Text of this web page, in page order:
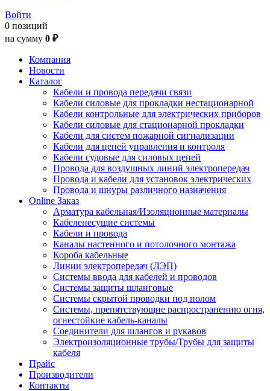
Войти
0 позиций
на сумму 0 ₽
Компания
Новости
Каталог
Кабели и провода передачи связи
Кабели силовые для прокладки нестационарной
Кабели контрольные для электрических приборов
Кабели силовые для стационарной прокладки
Кабели для систем пожарной сигнализации
Кабели для цепей управления и контроля
Кабели судовые для силовых цепей
Провода для воздушных линий электропередач
Провода и кабели для установок электрических
Провода и шнуры различного назначения
Online Заказ
Арматура кабельная/Изоляционные материалы
Кабеленесущие системы
Кабели и провода
Каналы настенного и потолочного монтажа
Короба кабельные
Линии электропередач (ЛЭП)
Системы ввода для кабелей и проводов
Системы защиты шланговые
Системы скрытой проводки под полом
Системы, препятствующие распространению огня,
огнестойкие кабель-каналы
Соединители для шлангов и рукавов
Электроизоляционные трубы/Трубы для защиты
кабеля
Прайс
Производители
Контакты